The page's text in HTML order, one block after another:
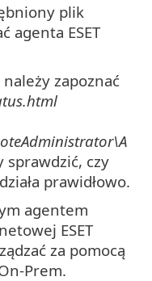
plik
agenta ESET
zapoznać
sprawdzić, czy
prawidłowo.
agentem
ESET
za pomocą
Prem.